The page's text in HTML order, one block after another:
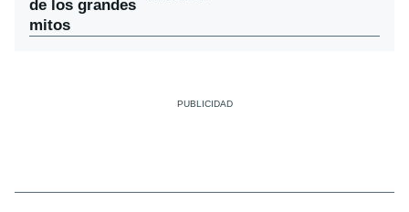
de los grandes
mitos